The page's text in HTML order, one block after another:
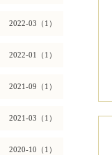
2022-03（1）
2022-01（1）
2021-09（1）
2021-03（1）
2020-10（1）